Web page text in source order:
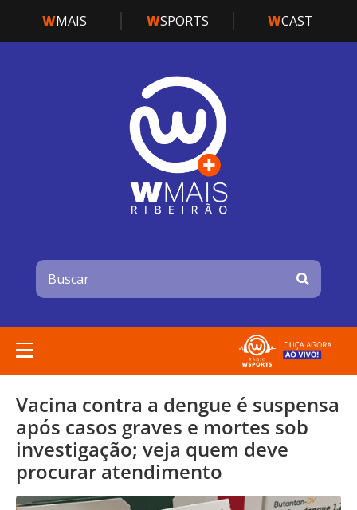
WMAIS WSPORTS WCAST
Vacina contra a dengue é suspensa
após casos graves e mortes sob
investigação; veja quem deve
procurar atendimento